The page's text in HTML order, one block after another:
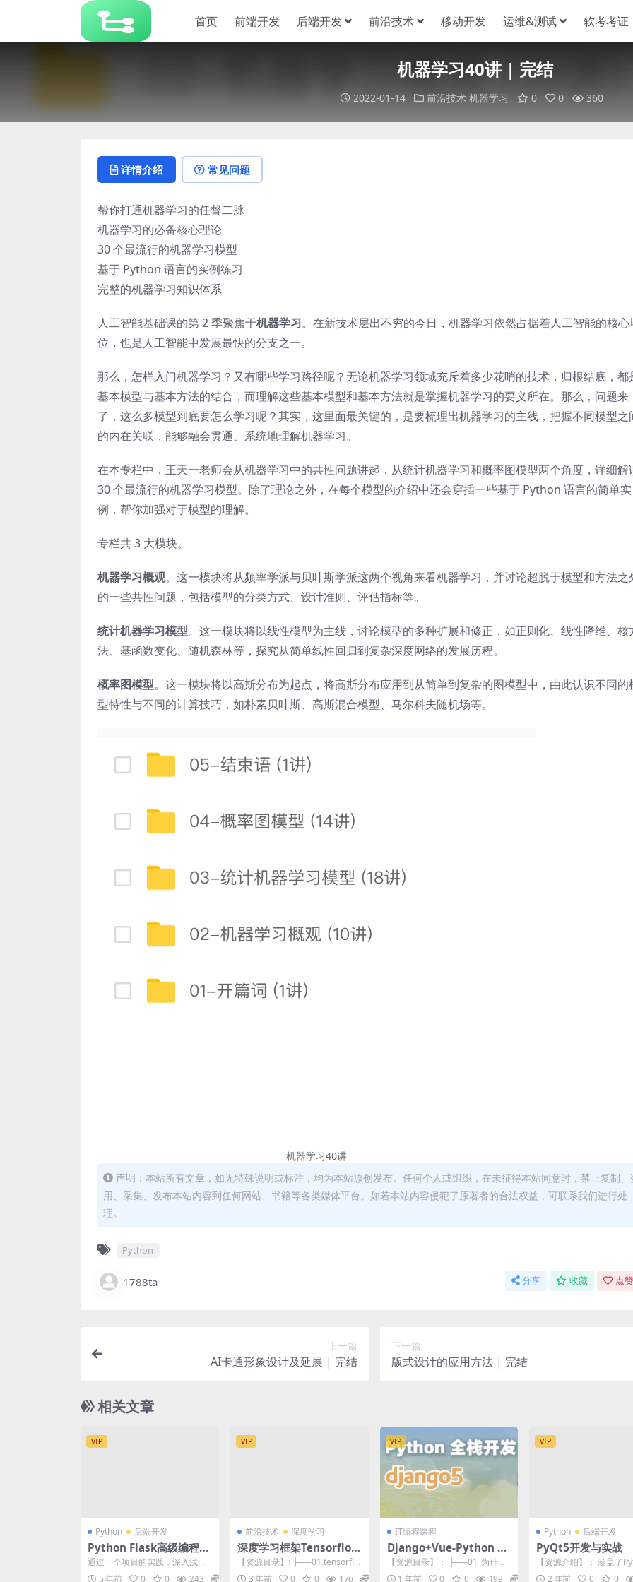
首页 前端开发 后端开发 前沿技术 移动开发 运维&测试 软考考证
机器学习40讲 | 完结
2022-01-14 前沿技术 机器学习 0 0 360
详情介绍 常见问题
帮你打通机器学习的任督二脉
机器学习的必备核心理论
30 个最流行的机器学习模型
基于 Python 语言的实例练习
完整的机器学习知识体系
人工智能基础课的第 2 季聚焦于机器学习。在新技术层出不穷的今日，机器学习依然占据着人工智能的核心
位，也是人工智能中发展最快的分支之一。
那么，怎样入门机器学习？又有哪些学习路径呢？无论机器学习领域充斥着多少花哨的技术，归根结底，都
基本模型与基本方法的结合，而理解这些基本模型和基本方法就是掌握机器学习的要义所在。那么，问题来
了，这么多模型到底要怎么学习呢？其实，这里面最关键的，是要梳理出机器学习的主线，把握不同模型之
的内在关联，能够融会贯通、系统地理解机器学习。
在本专栏中，王天一老师会从机器学习中的共性问题讲起，从统计机器学习和概率图模型两个角度，详细解
30 个最流行的机器学习模型。除了理论之外，在每个模型的介绍中还会穿插一些基于 Python 语言的简单实
例，帮你加强对于模型的理解。
专栏共 3 大模块。
机器学习概观。这一模块将从频率学派与贝叶斯学派这两个视角来看机器学习，并讨论超脱于模型和方法之
的一些共性问题，包括模型的分类方式、设计准则、评估指标等。
统计机器学习模型。这一模块将以线性模型为主线，讨论模型的多种扩展和修正，如正则化、线性降维、核
法、基函数变化、随机森林等，探究从简单线性回归到复杂深度网络的发展历程。
概率图模型。这一模块将以高斯分布为起点，将高斯分布应用到从简单到复杂的图模型中，由此认识不同的
型特性与不同的计算技巧，如朴素贝叶斯、高斯混合模型、马尔科夫随机场等。
机器学习40讲
声明：本站所有文章，如无特殊说明或标注，均为本站原创发布。任何个人或组织，在未征得本站同意时，禁止复制、
用、采集、发布本站内容到任何网站、书籍等各类媒体平台。如若本站内容侵犯了原著者的合法权益，可联系我们进行处
理。
Python
1788ta 分享 收藏 点
上一篇
AI卡通形象设计及延展 | 完结
下一篇
版式设计的应用方法 | 完结
相关文章
VIP
Python 后端开发
Python Flask高级编程之
从0到1开发《鱼书》精品
项目 | 完结
通过一个项目的实践，深入浅出
讲解Flask核心原理、剖析Flask
5 年前 0 0 243
VIP
前沿技术 深度学习
深度学习框架Tensorflow
实战
【资源目录】: ├──01.tensorflo
w环境安装 | ├──1-1 课程...
3 年前 0 0 176
VIP
IT编程课程
Django+Vue-Python W
eb全栈开发
【资源目录】： ├──01_为什么
要学习Python Web开发.mp4 2
1 年前 0 0 199
VIP
Python 后端开发
PyQt5开发与实战
【资源介绍】： 涵盖了
言的核心部分，包括
2 年前 0 0